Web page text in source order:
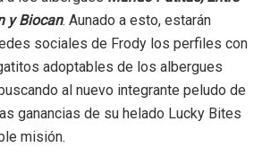
y Biocan. Aunado a esto, estarán
sociales de Frody los perfiles con
adoptables de los albergues
al nuevo integrante peludo de
ganancias de su helado Lucky Bites
misión.